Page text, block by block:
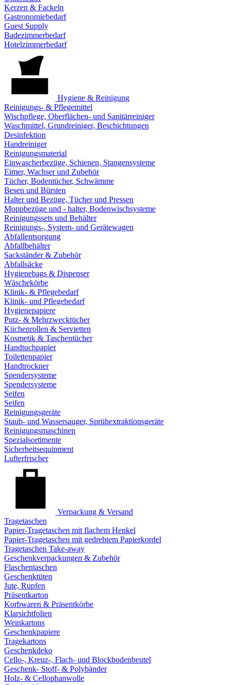
Kerzen & Fackeln
Gastronomiebedarf
Guest Supply
Badezimmerbedarf
Hotelzimmerbedarf
Hygiene & Reinigung
Reinigungs- & Pflegemittel
Wischpflege, Oberflächen- und Sanitärreiniger
Waschmittel, Grundreiniger, Beschichtungen
Desinfektion
Handreiniger
Reinigungsmaterial
Einwascherbezüge, Schienen, Stangensysteme
Eimer, Wachser und Zubehör
Tücher, Bodentücher, Schwämme
Besen und Bürsten
Halter und Bezüge, Tücher und Pressen
Moppbezüge und - halter, Bodenwischsysteme
Reinigungssets und Behälter
Reinigungs-, System- und Gerätewagen
Abfallentsorgung
Abfallbehälter
Sackständer & Zubehör
Abfallsäcke
Hygienebags & Dispenser
Wäschekörbe
Klinik- & Pflegebedarf
Klinik- und Pflegebedarf
Hygienepapiere
Putz- & Mehrzwecktücher
Küchenrollen & Servietten
Kosmetik & Taschentücher
Handtuchpapier
Toilettenpapier
Handtrockner
Spendersysteme
Spendersysteme
Seifen
Seifen
Reinigungsgeräte
Staub- und Wassersauger, Sprühextraktionsgeräte
Reinigungsmaschinen
Spezialsortimente
Sicherheitsequipment
Lufterfrischer
Verpackung & Versand
Tragetaschen
Papier-Tragetaschen mit flachem Henkel
Papier-Tragetaschen mit gedrehtem Papierkordel
Tragetaschen Take-away
Geschenkverpackungen & Zubehör
Flaschentaschen
Geschenktüten
Jute, Rupfen
Präsentkarton
Korbwaren & Präsentkörbe
Klarsichtfolien
Weinkartons
Geschenkpapiere
Tragekartons
Geschenkdeko
Cello-, Kreuz-, Flach- und Blockbodenbeutel
Geschenk- Stoff- & Polybänder
Holz- & Cellophanwolle